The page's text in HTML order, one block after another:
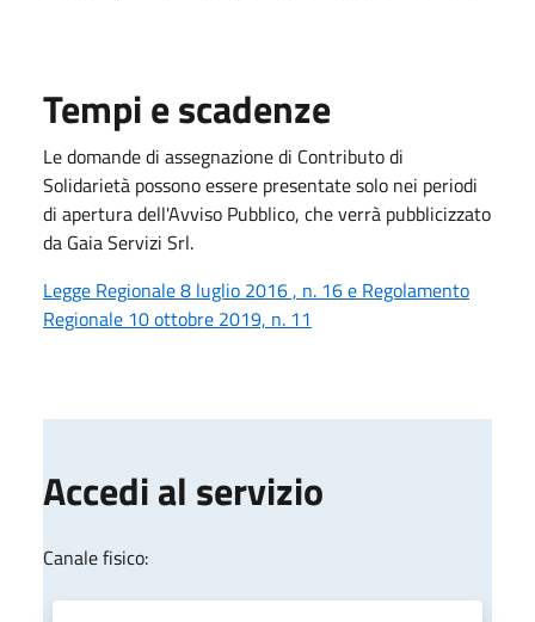
Tempi e scadenze
Le domande di assegnazione di Contributo di
Solidarietà possono essere presentate solo nei periodi
di apertura dell'Avviso Pubblico, che verrà pubblicizzato
da Gaia Servizi Srl.
Legge Regionale 8 luglio 2016 , n. 16 e Regolamento
Regionale 10 ottobre 2019, n. 11
Accedi al servizio
Canale fisico: